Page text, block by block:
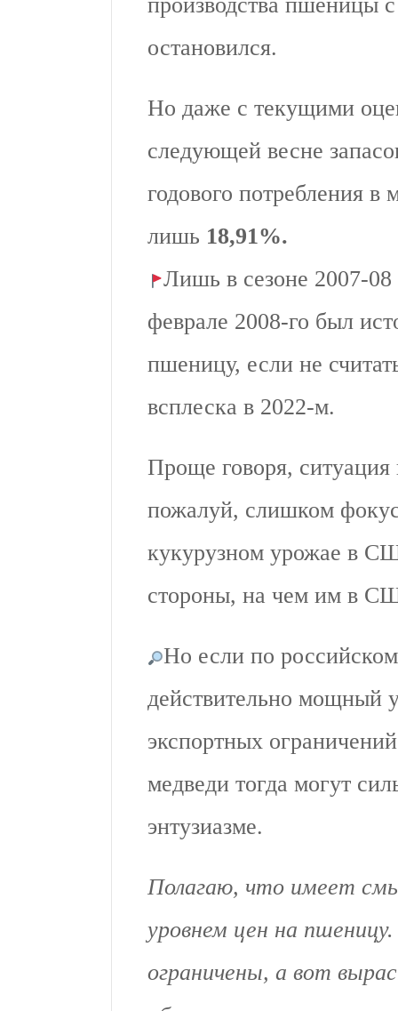
остановился.
Но даже с текущими
следующей весне
годового потребления в
лишь 18,91%.
Лишь в сезоне 2007-
феврале 2008-го был
пшеницу, если не
всплеска в 2022-м.
Проще говоря,
пожалуй, слишком
кукурузном урожае в
стороны, на чем им в
Но если по
действительно мощный
экспортных
медведи тогда могут
энтузиазме.
Полагаю, что имеет
уровнем цен на
ограничены, а вот